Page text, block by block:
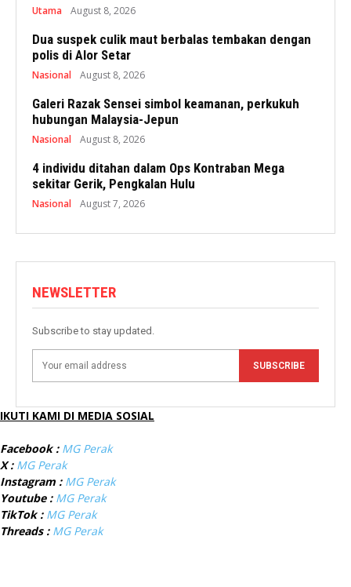
Utama August 8, 2026
Dua suspek culik maut berbalas tembakan dengan
polis di Alor Setar
Nasional August 8, 2026
Galeri Razak Sensei simbol keamanan, perkukuh
hubungan Malaysia-Jepun
Nasional August 8, 2026
4 individu ditahan dalam Ops Kontraban Mega
sekitar Gerik, Pengkalan Hulu
Nasional August 7, 2026
NEWSLETTER
Subscribe to stay updated.
SUBSCRIBE
IKUTI KAMI DI MEDIA SOSIAL
Facebook : MG Perak
X : MG Perak
Instagram : MG Perak
Youtube : MG Perak
TikTok : MG Perak
Threads : MG Perak